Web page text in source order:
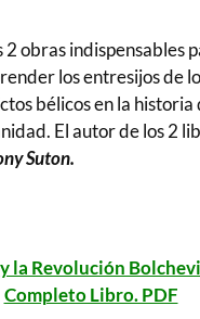
obras indispensables
los entresijos de
bélicos en la historia
El autor de los 2
Suton.
la Revolución
Completo Libro. PDF